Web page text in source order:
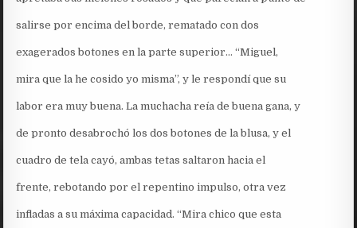
salirse por encima del borde, rematado con dos
exagerados botones en la parte superior… “Miguel,
mira que la he cosido yo misma”, y le respondí que su
labor era muy buena. La muchacha reía de buena gana, y
de pronto desabrochó los dos botones de la blusa, y el
cuadro de tela cayó, ambas tetas saltaron hacia el
frente, rebotando por el repentino impulso, otra vez
infladas a su máxima capacidad. “Mira chico que esta